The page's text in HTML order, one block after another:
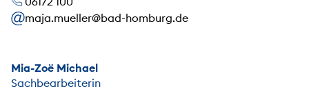
maja.mueller@bad-homburg.de
Mia-Zoë Michael
Sachbearbeiterin